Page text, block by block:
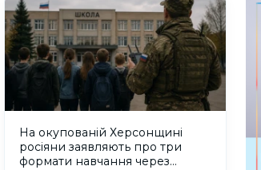
На окупованій Херсонщині
росіяни заявляють про три
формати навчання через